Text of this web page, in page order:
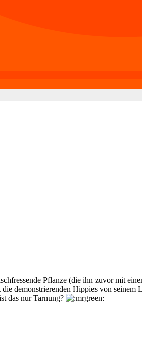
Pflanze (die ihn zuvor mit
demonstrierenden Hippies von
das nur Tarnung?